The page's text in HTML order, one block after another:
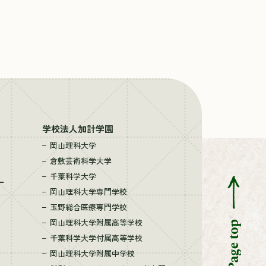
学校法人加計学園
岡山理科大学
倉敷芸術科学大学
千葉科学大学
岡山理科大学専門学校
玉野総合医療専門学校
岡山理科大学附属高等学校
千葉科学大学付属高等学校
岡山理科大学附属中学校